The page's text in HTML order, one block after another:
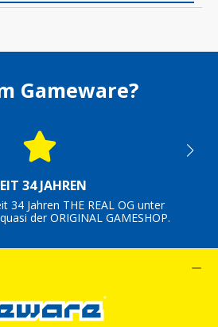
Gameware?
34 JAHREN
34 Jahren THE REAL OG unter
der ORIGINAL GAMESHOP.